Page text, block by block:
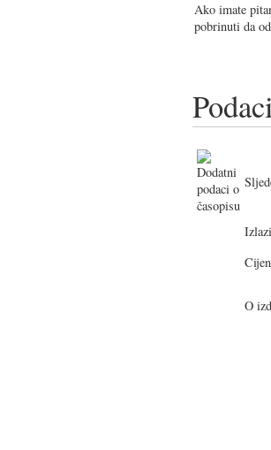
Ako imate
pobrinuti da
O